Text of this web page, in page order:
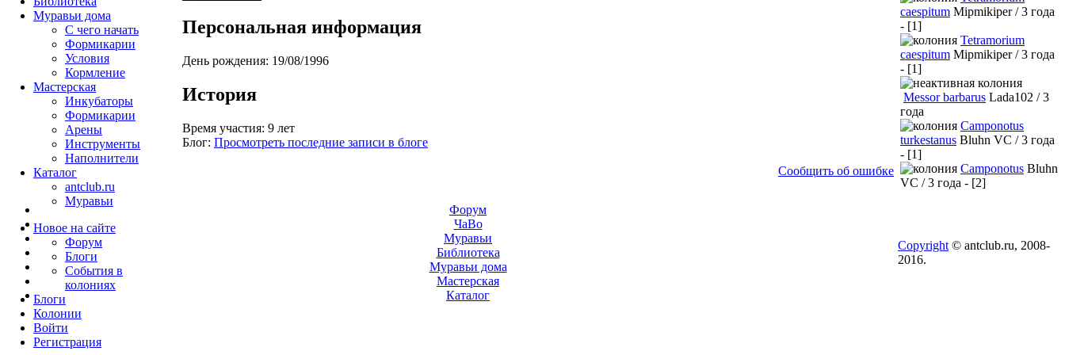
Персональная информация
День рождения: 19/08/1996
История
Время участия: 9 лет
Блог: Просмотреть последние записи в блоге
Сообщить об ошибке
Муравьи дома
С чего начать
Формикарии
Условия
Кормление
Мастерская
Инкубаторы
Формикарии
Арены
Инструменты
Наполнители
Каталог
antclub.ru
Муравьи
Новое на сайте
Форум
Блоги
События в
колониях
Блоги
Колонии
Войти
Peгиcтpaция
caespitum Mipmikiper / 3 года
- [1]
Tetramorium
caespitum Mipmikiper / 3 года
- [1]
Messor barbarus Lada102 / 3
года
Camponotus
turkestanus Bluhn VC / 3 года
- [1]
Camponotus Bluhn
VC / 3 года - [2]
Форум
ЧаВо
Муравьи
Библиотека
Муравьи дома
Мастерская
Каталог
Copyright © antclub.ru, 2008-
2016.